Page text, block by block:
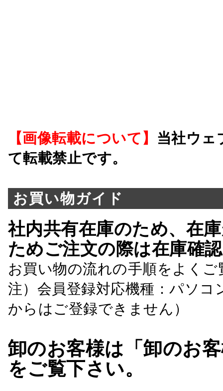
【画像転載について】 当社ウェ
て転載禁止です。
お買い物ガイド
社内共有在庫のため、在
ためご注文の際は在庫確
お買い物の流れの手順をよくご
注）会員登録対応機種：パソ
からはご登録できません）
卸のお客様は「卸のお
をご覧下さい。